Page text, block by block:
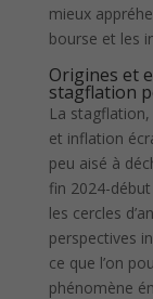
mieux
bourse et les
Origines et
stagflation
La
et inflation
peu aisé à
fin 2024-
les cercles
perspectives
ce que l’on
phénomène